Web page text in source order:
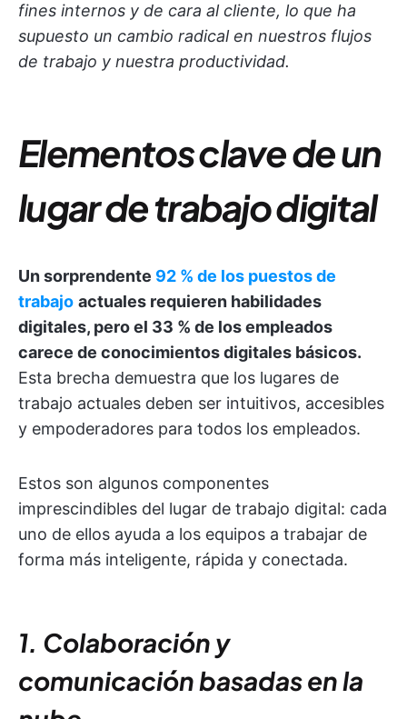
fines internos y de cara al cliente, lo que ha
supuesto un cambio radical en nuestros flujos
de trabajo y nuestra productividad.
Elementos clave de un
lugar de trabajo digital
Un sorprendente 92 % de los puestos de
trabajo actuales requieren habilidades
digitales, pero el 33 % de los empleados
carece de conocimientos digitales básicos.
Esta brecha demuestra que los lugares de
trabajo actuales deben ser intuitivos, accesibles
y empoderadores para todos los empleados.
Estos son algunos componentes
imprescindibles del lugar de trabajo digital: cada
uno de ellos ayuda a los equipos a trabajar de
forma más inteligente, rápida y conectada.
1. Colaboración y
comunicación basadas en la